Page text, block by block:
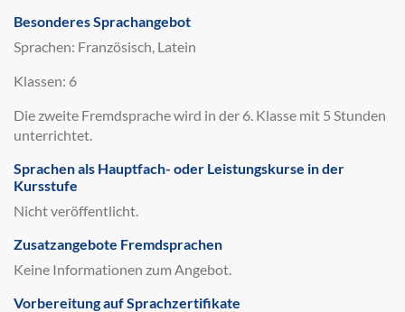
Besonderes Sprachangebot
Sprachen: Französisch, Latein
Klassen: 6
Die zweite Fremdsprache wird in der 6. Klasse mit 5 Stunden
unterrichtet.
Sprachen als Hauptfach- oder Leistungskurse in der
Kursstufe
Nicht veröffentlicht.
Zusatzangebote Fremdsprachen
Keine Informationen zum Angebot.
Vorbereitung auf Sprachzertifikate